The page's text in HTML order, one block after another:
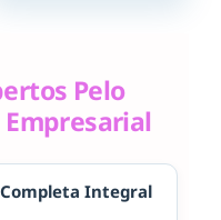
Pelo
Integral